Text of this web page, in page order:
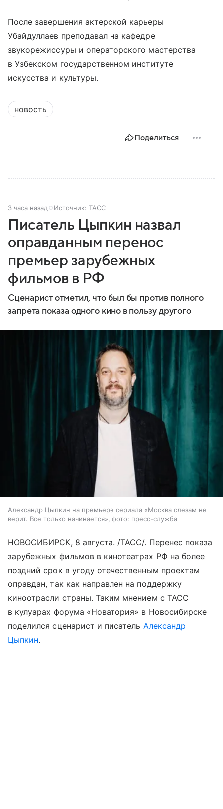
После завершения актерской карьеры
Убайдуллаев преподавал на кафедре
звукорежиссуры и операторского мастерства
в Узбекском государственном институте
искусства и культуры.
новость
Поделиться
3 часа назад Источник: ТАСС
Писатель Цыпкин назвал
оправданным перенос
премьер зарубежных
фильмов в РФ
Сценарист отметил, что был бы против полного
запрета показа одного кино в пользу другого
Александр Цыпкин на премьере сериала «Москва слезам не
верит. Все только начинается», фото: пресс-служба
НОВОСИБИРСК, 8 августа. /ТАСС/. Перенес показа
зарубежных фильмов в кинотеатрах РФ на более
поздний срок в угоду отечественным проектам
оправдан, так как направлен на поддержку
киноотрасли страны. Таким мнением с ТАСС
в кулуарах форума «Новатория» в Новосибирске
поделился сценарист и писатель Александр
Цыпкин.